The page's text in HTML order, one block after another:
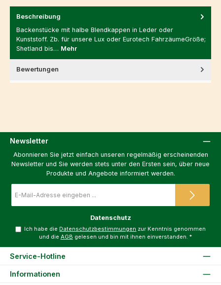
Beschreibung
Backenstücke mit halbe Blendkappen in Leder oder
Kunststoff. Zb. für unsere Lux oder Eurotech FahrzäumeGröße;
Shetland bis… Mehr
Bewertungen
Newsletter
Abonnieren Sie jetzt einfach unseren regelmäßig erscheinenden
Newsletter und Sie werden stets unter den Ersten sein, über neue
Produkte und Angebote informiert werden.
Mail-
Adresse
Datenschutz
Ich habe die Datenschutzbestimmungen zur Kenntnis genommen
und die AGB gelesen und bin mit ihnen einverstanden. *
Service-Hotline
Informationen